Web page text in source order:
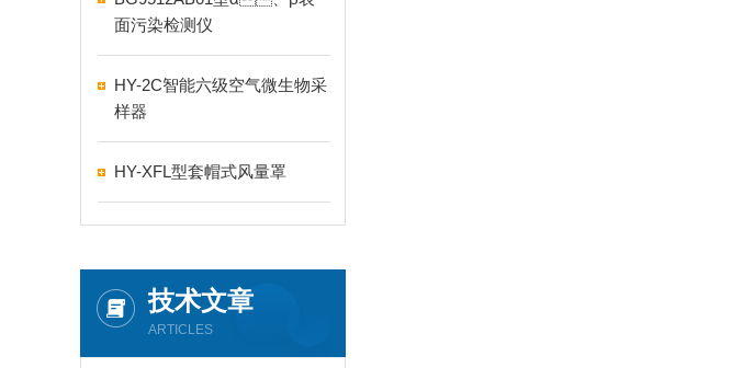
面污染检测仪
HY-2C智能六级空气微生物采
样器
HY-XFL型套帽式风量罩
技术文章
ARTICLES